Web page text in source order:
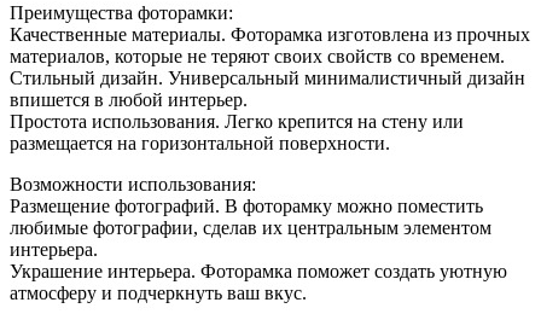
Преимущества фоторамки:
Качественные материалы. Фоторамка изготовлена из прочных
материалов, которые не теряют своих свойств со временем.
Стильный дизайн. Универсальный минималистичный дизайн
впишется в любой интерьер.
Простота использования. Легко крепится на стену или
размещается на горизонтальной поверхности.
Возможности использования:
Размещение фотографий. В фоторамку можно поместить
любимые фотографии, сделав их центральным элементом
интерьера.
Украшение интерьера. Фоторамка поможет создать уютную
атмосферу и подчеркнуть ваш вкус.